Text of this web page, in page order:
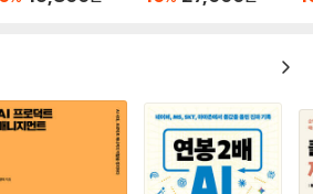
장 크게 느낀 점은 혼자의 노력만으로는 한계
심히 만든 앱을 공유하면 선생님들은 신기해하
대로 수정하거나, 수정하기 어려운 경우에는
많았습니다. 공교육의 디지털 전환을 위해서